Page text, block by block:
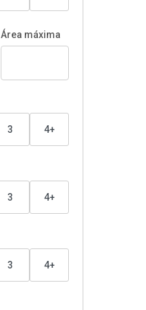
Área máxima
3 4+
3 4+
3 4+